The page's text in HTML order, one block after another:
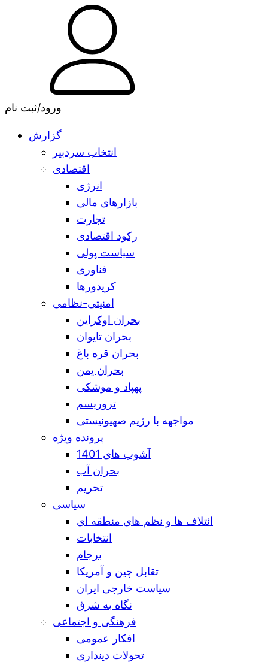
ورود/ثبت نام
گزارش
انتخاب سردبیر
اقتصادی
انرژی
بازارهای مالی
تجارت
رکود اقتصادی
سیاست پولی
فناوری
کریدورها
امنیتی-نظامی
بحران اوکراین
بحران تایوان
بحران قره باغ
بحران یمن
پهپاد و موشکی
تروریسم
مواجهه با رژیم صهیونیستی
پرونده ویژه
آشوب های 1401
بحران آب
تحریم
سیاسی
ائتلاف ها و نظم های منطقه ای
انتخابات
برجام
تقابل چین و آمریکا
سیاست خارجی ایران
نگاه به شرق
فرهنگی و اجتماعی
افکار عمومی
تحولات دینداری